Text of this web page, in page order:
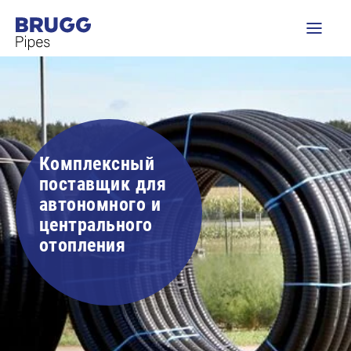
Комплексный
поставщик для
автономного и
центрального
отопления